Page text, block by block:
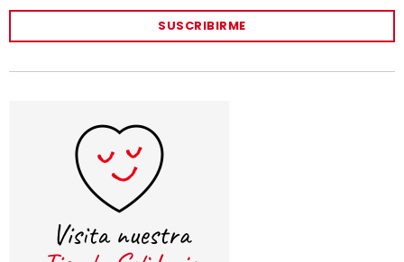
SUSCRIBIRME